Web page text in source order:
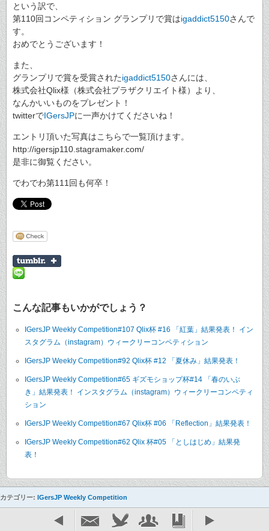
という訳で、
第110回コンペティション グランプリで賞はigaddict5150さんで
す。
おめでとうございます！
また、
グランプリで賞を受賞されたigaddict5150さんには、
株式会社Qlix様（株式会社プラザクリエイト様）より、
なんかいいものをプレゼント！
twitterでIGersJPに一声かけてくださいね！
エントリ頂いた写真はこちらで一覧頂けます。
http://igersjp110.stagramaker.com/
是非に御覧ください。
でわでわ第111回も何卒！
こんな記事もいかがでしょう？
IGersJP Weekly Competition#107 Qlix杯 #16 「紅葉」結果発表！ イン
スタグラム（instagram）ウィークリーコンペティション
IGersJP Weekly Competition#92 Qlix杯 #12 「夏休み」結果発表！
IGersJP Weekly Competition#65 ギズモショップ杯#14 「春のいぶ
き」結果発表！ インスタグラム（instagram）ウィークリーコンペティ
ション
IGersJP Weekly Competition#67 Qlix杯 #06 「Reflection」結果発表！
IGersJP Weekly Competition#62 Qlix 杯#05 「としはじめ」結果発
表！
カテゴリー: IGersJP Weekly Competition